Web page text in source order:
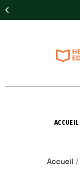
ACCUEIL
Accueil /